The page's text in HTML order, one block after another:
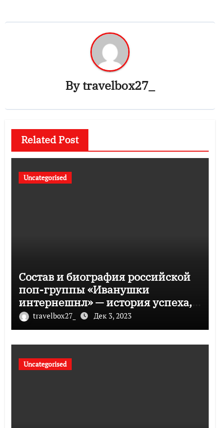
Bytravelbox27_
Related Post
Uncategorised
Состав и биография российской
поп-группы «Иванушки
интернешнл» — история успеха,
музыка и судьбы участников
travelbox27_ Дек 3, 2023
Uncategorised